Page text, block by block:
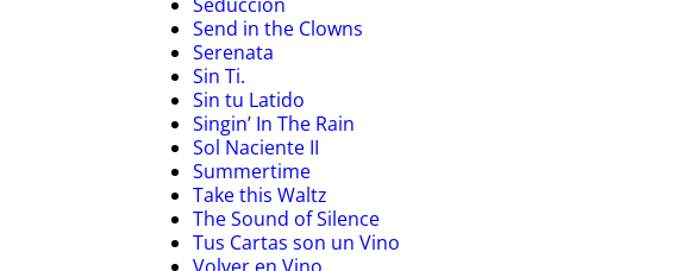
Send in the Clowns
Serenata
Sin Ti.
Sin tu Latido
Singin’ In The Rain
Sol Naciente II
Summertime
Take this Waltz
The Sound of Silence
Tus Cartas son un Vino